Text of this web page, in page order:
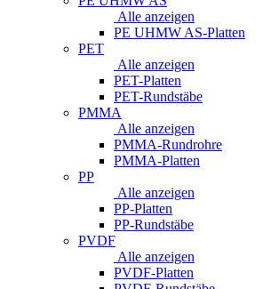
Alle anzeigen
PE UHMW AS-Platten
PET
Alle anzeigen
PET-Platten
PET-Rundstäbe
PMMA
Alle anzeigen
PMMA-Rundrohre
PMMA-Platten
PP
Alle anzeigen
PP-Platten
PP-Rundstäbe
PVDF
Alle anzeigen
PVDF-Platten